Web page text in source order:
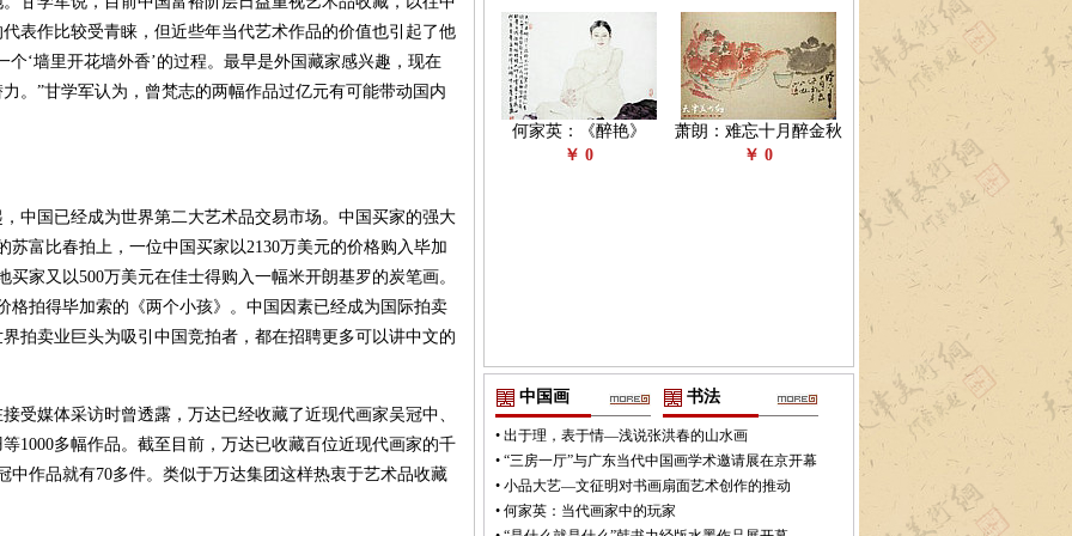
表作比较受青睐，但近些年当代艺术作品的价值也引起了他
‘墙里开花墙外香’的过程。最早是外国藏家感兴趣，现在
。”甘学军认为，曾梵志的两幅作品过亿元有可能带动国内
国已经成为世界第二大艺术品交易市场。中国买家的强大
苏富比春拍上，一位中国买家以2130万美元的价格购入毕加
家又以500万美元在佳士得购入一幅米开朗基罗的炭笔画。
格拍得毕加索的《两个小孩》。中国因素已经成为国际拍卖
拍卖业巨头为吸引中国竞拍者，都在招聘更多可以讲中文的
媒体采访时曾透露，万达已经收藏了近现代画家吴冠中、
1000多幅作品。截至目前，万达已收藏百位近现代画家的千
中作品就有70多件。类似于万达集团这样热衷于艺术品收藏
何家英：《醉艳》
￥ 0
萧朗：难忘十月醉金秋
￥ 0
中国画 书法
• 出于理，表于情—浅说张洪春的山水画
• “三房一厅”与广东当代中国画学术邀请展在京开幕
• 小品大艺—文征明对书画扇面艺术创作的推动
• 何家英：当代画家中的玩家